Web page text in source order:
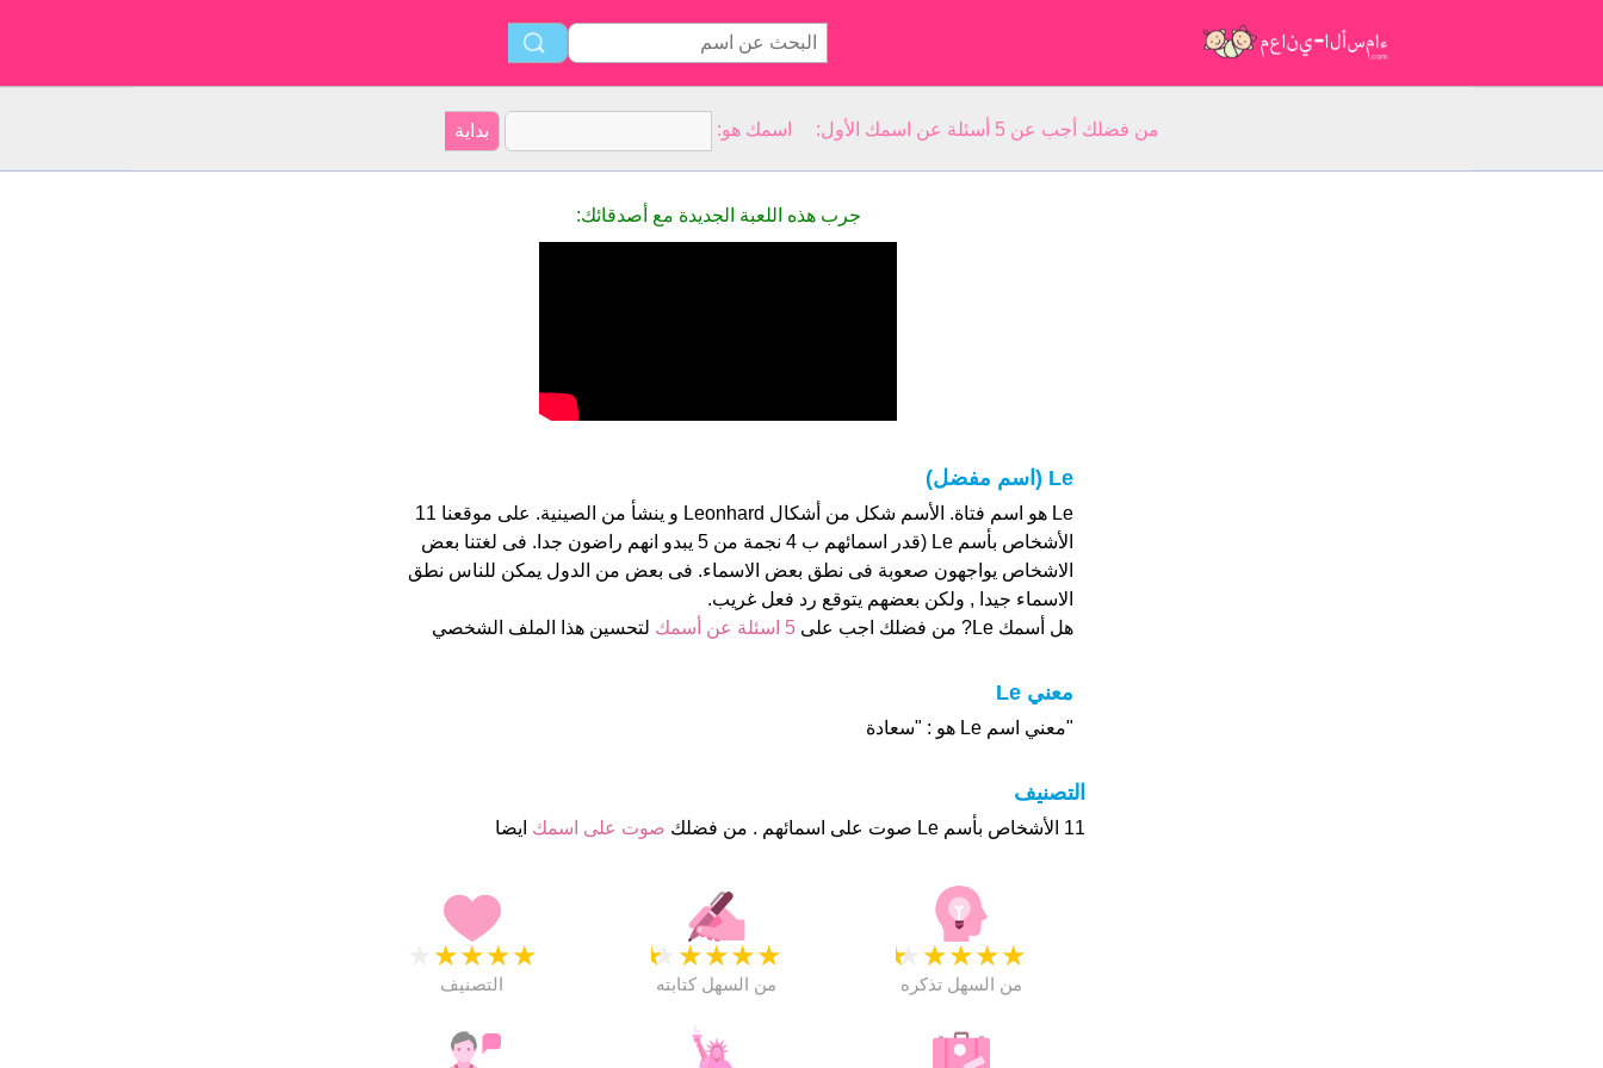
من فضلك أجب عن 5 أسئلة عن اسمك الأول: اسمك هو:
جرب هذه اللعبة الجديدة مع أصدقائك:
Le (اسم مفضل)
Le هو اسم فتاة. الأسم شكل من أشكال Leonhard و ينشأ من الصينية. على موقعنا 11
الأشخاص بأسم Le (قدر اسمائهم ب 4 نجمة من 5 يبدو انهم راضون جدا. فى لغتنا بعض
الاشخاص يواجهون صعوبة فى نطق بعض الاسماء. فى بعض من الدول يمكن للناس نطق
الاسماء جيدا , ولكن بعضهم يتوقع رد فعل غريب.
هل أسمك Le? من فضلك اجب على
5 اسئلة عن أسمك لتحسين هذا الملف الشخصي
معني Le
"معني اسم Le هو : "سعادة
التصنيف
11 الأشخاص بأسم Le صوت على اسمائهم . من فضلك صوت على اسمك ايضا
★
★
★
★
التصنيف
★
★
★
★
★
من السهل كتابته
★
★
★
★
★
من السهل تذكره